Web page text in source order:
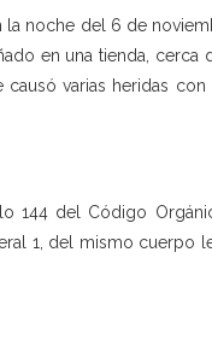
noche del 6 de
en una tienda,
varias heridas
144 del Código
1, del mismo cuerpo